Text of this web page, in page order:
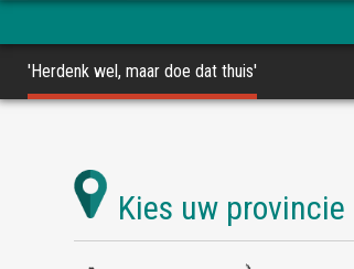
'Herdenk wel, maar doe dat thuis'